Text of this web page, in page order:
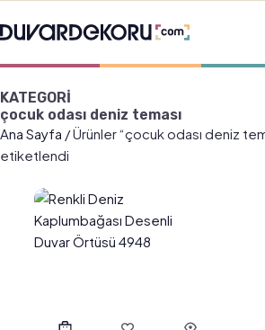
KATEGORİ
çocuk odası deniz teması
Ana Sayfa / Ürünler “çocuk odası deniz
etiketlendi